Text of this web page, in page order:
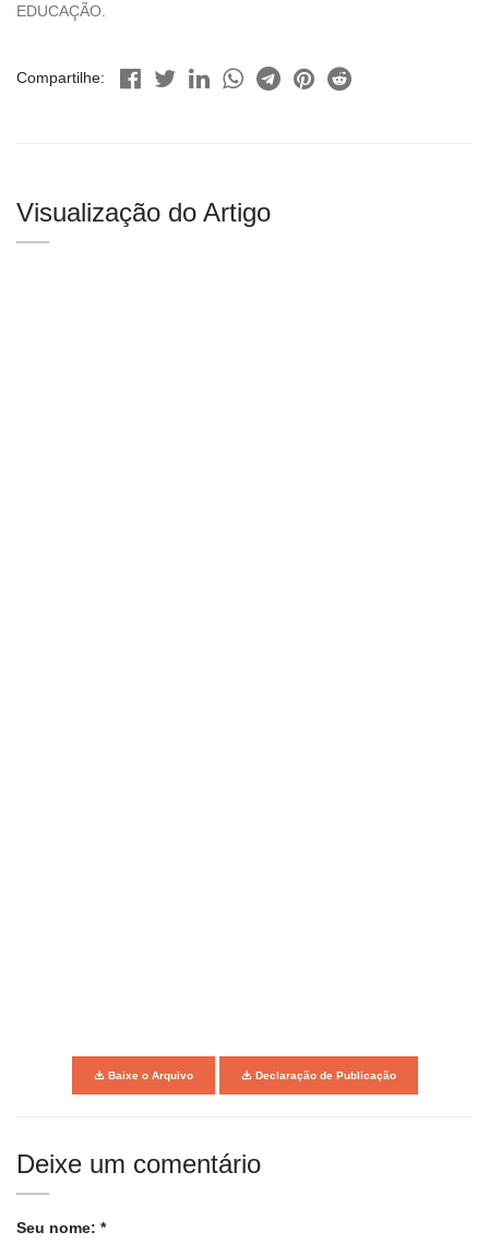
EDUCAÇÃO.
Compartilhe:
Visualização do Artigo
Baixe o Arquivo Declaração de Publicação
Deixe um comentário
Seu nome: *